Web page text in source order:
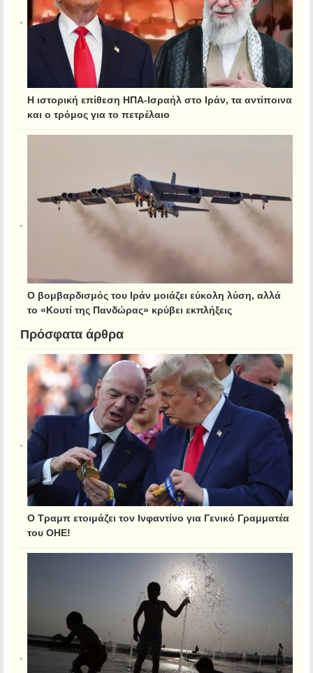
Η ιστορική επίθεση ΗΠΑ-Ισραήλ στο Ιράν, τα αντίποινα
και ο τρόμος για το πετρέλαιο
Ο βομβαρδισμός του Ιράν μοιάζει εύκολη λύση, αλλά
το «Κουτί της Πανδώρας» κρύβει εκπλήξεις
Πρόσφατα άρθρα
Ο Τραμπ ετοιμάζει τον Ινφαντίνο για Γενικό Γραμματέα
του ΟΗΕ!